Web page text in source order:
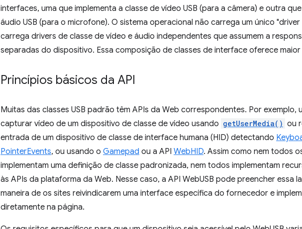
interfaces, uma que implementa a classe de vídeo USB (para a câmera) e outra
áudio USB (para o microfone). O sistema operacional não carrega um único "driver
carrega drivers de classe de vídeo e áudio independentes que assumem a
separadas do dispositivo. Essa composição de classes de interface oferece maior
Princípios básicos da API
Muitas das classes USB padrão têm APIs da Web correspondentes. Por exemplo,
capturar vídeo de um dispositivo de classe de vídeo usando getUserMedia() ou
entrada de um dispositivo de classe de interface humana (HID) detectando
PointerEvents, ou usando o Gamepad ou a API WebHID. Assim como nem todos
implementam uma definição de classe padronizada, nem todos implementam
às APIs da plataforma da Web. Nesse caso, a API WebUSB pode preencher essa
maneira de os sites reivindicarem uma interface específica do fornecedor e
diretamente na página.